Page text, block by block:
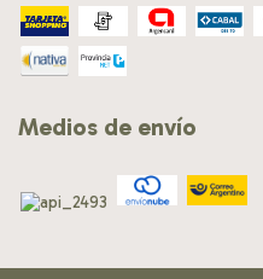
Medios de envío